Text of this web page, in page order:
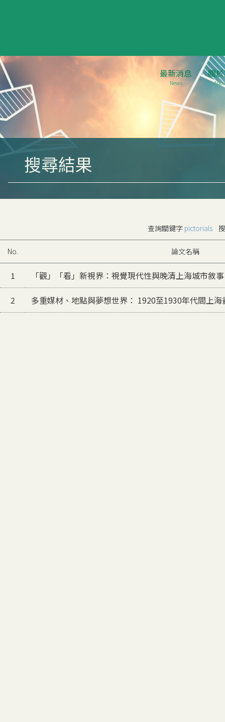
最新消息
News
關
搜尋結果
查詢關鍵字 pictorials搜
No. 論文名稱
1 「觀」「看」新視界：視覺現代性與晚清上海城市敘事
2 多重媒材、地點與夢想世界： 1920至1930年代間上海